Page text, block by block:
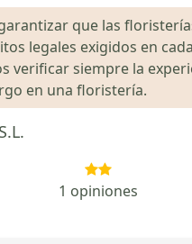
que las
legales exigidos en
verificar siempre la
en una floristería.
1 opiniones